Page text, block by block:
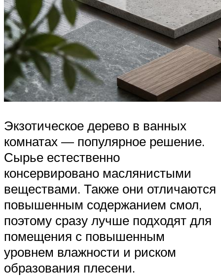
Экзотическое дерево в ванных
комнатах — популярное решение.
Сырье естественно
консервировано маслянистыми
веществами. Также они отличаются
повышенным содержанием смол,
поэтому сразу лучше подходят для
помещения с повышенным
уровнем влажности и риском
образования плесени.